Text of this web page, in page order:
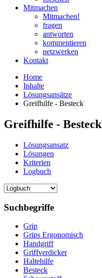
Mitmachen
Mitmachen!
fragen
antworten
kommentieren
netzwerken
Kontakt
Home
Inhalte
Lösungsansätze
Greifhilfe - Besteck
Greifhilfe - Besteck
Lösungsansatz
Lösungen
Kriterien
Logbuch
Suchbegriffe
Grip
Grips Ergonomisch
Handgriff
Griffverdicker
Haltehilfe
Besteck